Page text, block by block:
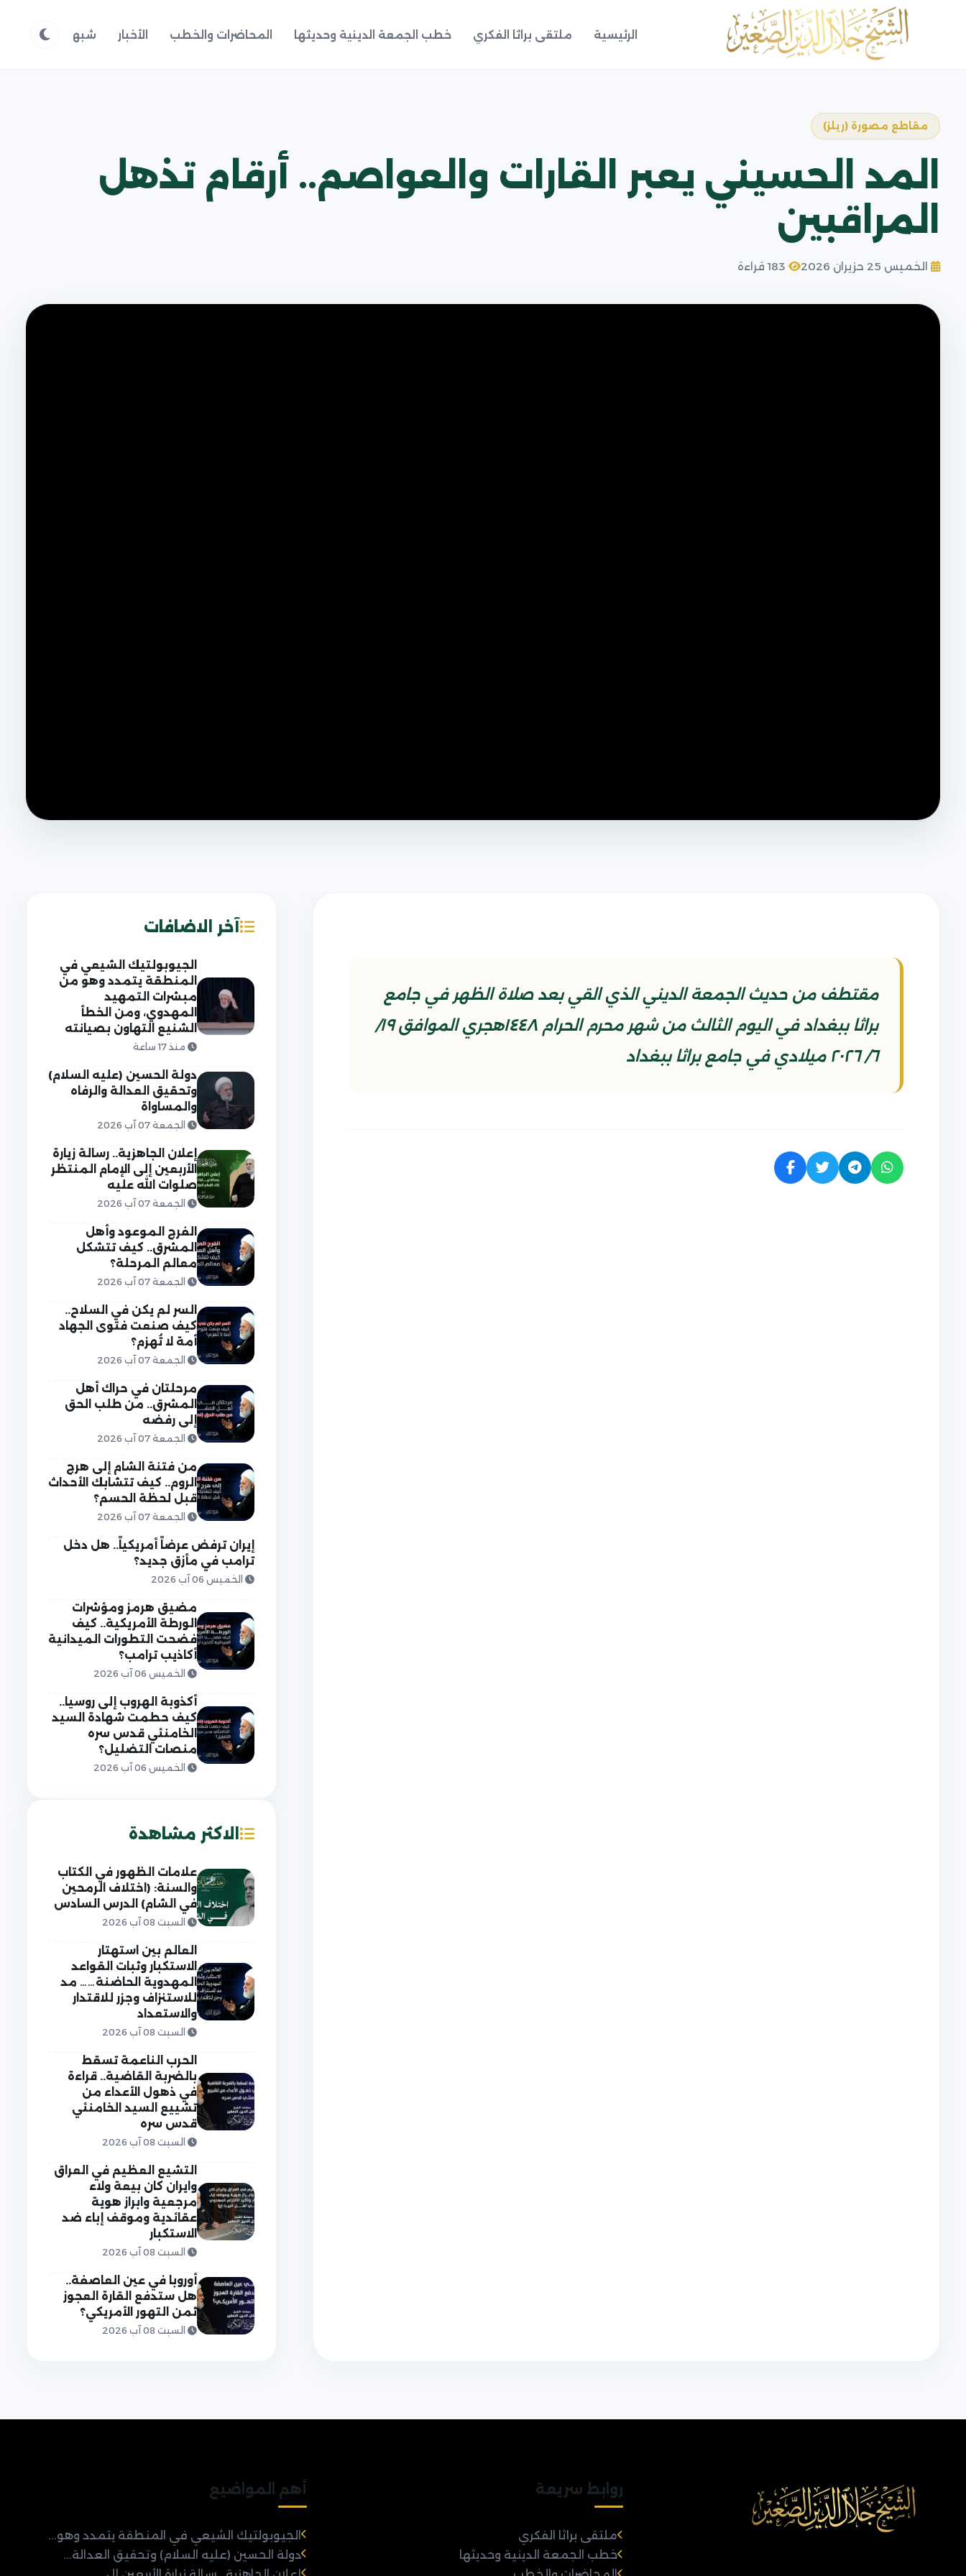
الرئيسية ملتقى براثا الفكري خطب الجمعة الدينية وحديثها المحاضرات والخطب الأخبار شبهات وردود
مقاطع مصورة (ريلز)
المد الحسيني يعبر القارات والعواصم.. أرقام تذهل
المراقبين
الخميس 25 حزيران 2026
مقتطف من حديث الجمعة الديني الذي القي بعد صلاة الظهر في جامع
براثا ببغداد في اليوم الثالث من شهر محرم الحرام ١٤٤٨هجري الموافق ١٩/
٦/ ٢٠٢٦ ميلادي في جامع براثا ببغداد
آخر الاضافات
الجيوبولتيك الشيعي في
المنطقة يتمدد وهو من
مبشرات التمهيد
المهدوي، ومن الخطأ
الشنيع التهاون بصيانته
منذ 17 ساعة
دولة الحسين (عليه السلام)
وتحقيق العدالة والرفاه
والمساواة
الجمعة 07 آب 2026
إعلان الجاهزية.. رسالة زيارة
الأربعين إلى الإمام المنتظر
صلوات الله عليه
الجمعة 07 آب 2026
الفرج الموعود وأهل
المشرق.. كيف تتشكل
معالم المرحلة؟
الجمعة 07 آب 2026
السر لم يكن في السلاح..
كيف صنعت فتوى الجهاد
أمة لا تُهزم؟
الجمعة 07 آب 2026
مرحلتان في حراك أهل
المشرق.. من طلب الحق
إلى رفضه
الجمعة 07 آب 2026
من فتنة الشام إلى هرج
الروم.. كيف تتشابك الأحداث
قبل لحظة الحسم؟
الجمعة 07 آب 2026
إيران ترفض عرضاً أمريكياً.. هل دخل
ترامب في مأزق جديد؟
الخميس 06 آب 2026
مضيق هرمز ومؤشرات
الورطة الأمريكية.. كيف
فضحت التطورات الميدانية
أكاذيب ترامب؟
الخميس 06 آب 2026
أكذوبة الهروب إلى روسيا..
كيف حطمت شهادة السيد
الخامنئي قدس سره
منصات التضليل؟
الخميس 06 آب 2026
الاكثر مشاهدة
علامات الظهور في الكتاب
والسنة: (اختلاف الرمحين
في الشام) الدرس السادس
السبت 08 آب 2026
العالم بين استهتار
الاستكبار وثبات القواعد
المهدوية الحاضنة…… مد
للاستنزاف وجزر للاقتدار
والاستعداد
السبت 08 آب 2026
الحرب الناعمة تسقط
بالضربة القاضية.. قراءة
في ذهول الأعداء من
تشييع السيد الخامنئي
قدس سره
السبت 08 آب 2026
التشيع العظيم في العراق
وايران كان بيعة ولاء
مرجعية وابراز هوية
عقائدية وموقف إباء ضد
الاستكبار
السبت 08 آب 2026
أوروبا في عين العاصفة..
هل ستدفع القارة العجوز
ثمن التهور الأمريكي؟
السبت 08 آب 2026
روابط سريعة
ملتقى براثا الفكري
خطب الجمعة الدينية وحديثها
أهم المواضيع
الجيوبولتيك الشيعي في المنطقة يتمدد وهو...
دولة الحسين (عليه السلام) وتحقيق العدالة...